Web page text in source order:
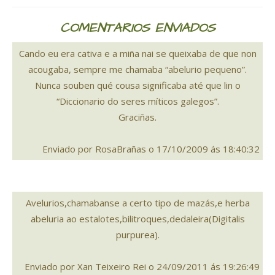
COMENTARIOS ENVIADOS
Cando eu era cativa e a miña nai se queixaba de que non
acougaba, sempre me chamaba “abelurio pequeno”.
Nunca souben qué cousa significaba até que lin o
“Diccionario do seres míticos galegos”.
Graciñas.
Enviado por RosaBrañas o 17/10/2009 ás 18:40:32
Avelurios,chamabanse a certo tipo de mazás,e herba
abeluria ao estalotes,bilitroques,dedaleira(Digitalis
purpurea).
Enviado por Xan Teixeiro Rei o 24/09/2011 ás 19:26:49